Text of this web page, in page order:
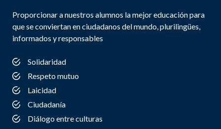
Proporcionar a nuestros alumnos la mejor educación para
que se conviertan en ciudadanos del mundo, plurilingües,
informados y responsables
Solidaridad
Respeto mutuo
Laicidad
Ciudadanía
Diálogo entre culturas